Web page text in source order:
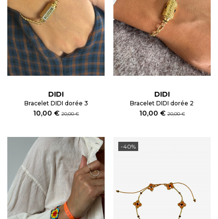
DIDI
Bracelet DIDI dorée 3
10,00 €20,00 €
DIDI
Bracelet DIDI dorée 2
10,00 €20,00 €
-40%